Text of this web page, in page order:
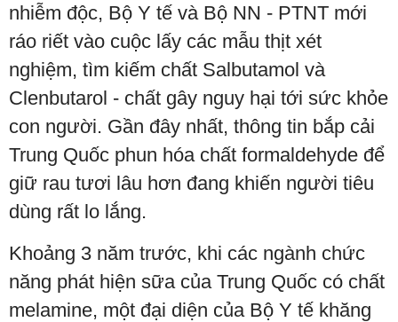
nhiễm độc, Bộ Y tế và Bộ NN - PTNT mới
ráo riết vào cuộc lấy các mẫu thịt xét
nghiệm, tìm kiếm chất Salbutamol và
Clenbutarol - chất gây nguy hại tới sức khỏe
con người. Gần đây nhất, thông tin bắp cải
Trung Quốc phun hóa chất formaldehyde để
giữ rau tươi lâu hơn đang khiến người tiêu
dùng rất lo lắng.
Khoảng 3 năm trước, khi các ngành chức
năng phát hiện sữa của Trung Quốc có chất
melamine, một đại diện của Bộ Y tế khăng